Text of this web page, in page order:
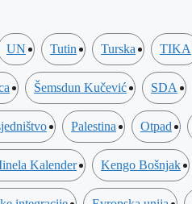
UN Tutin Turska TIKA
Šemsdun Kučević SDA
Palestina Otpad
Kalender Kengo Bošnjak